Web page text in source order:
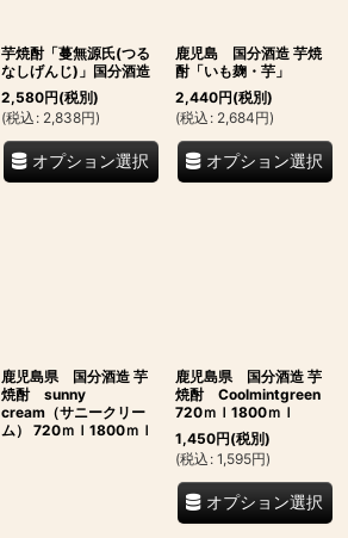
芋焼酎「蔓無源氏(つる
なしげんじ)」国分酒造
2,580円(税別)
(税込 : 2,838円)
オプション選択
鹿児島 国分酒造 芋焼
酎「いも麹・芋」
2,440円(税別)
(税込 : 2,684円)
オプション選択
鹿児島県 国分酒造 芋
焼酎 sunny
cream（サニークリー
ム） 720ｍｌ1800ｍｌ
鹿児島県 国分酒造 芋
焼酎 Coolmintgreen
720ｍｌ1800ｍｌ
1,450円(税別)
(税込 : 1,595円)
オプション選択